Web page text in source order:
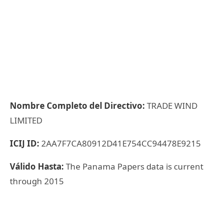
Nombre Completo del Directivo: TRADE WIND
LIMITED
ICIJ ID: 2AA7F7CA80912D41E754CC94478E9215
Válido Hasta: The Panama Papers data is current
through 2015